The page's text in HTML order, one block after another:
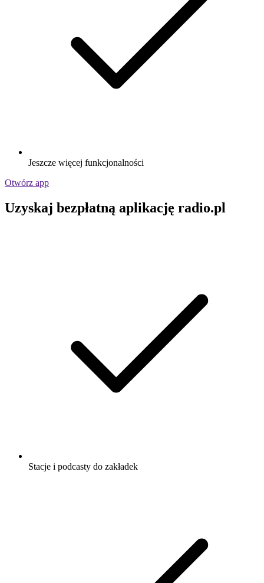
Jeszcze więcej funkcjonalności
Otwórz app
Uzyskaj bezpłatną aplikację radio.pl
Stacje i podcasty do zakładek